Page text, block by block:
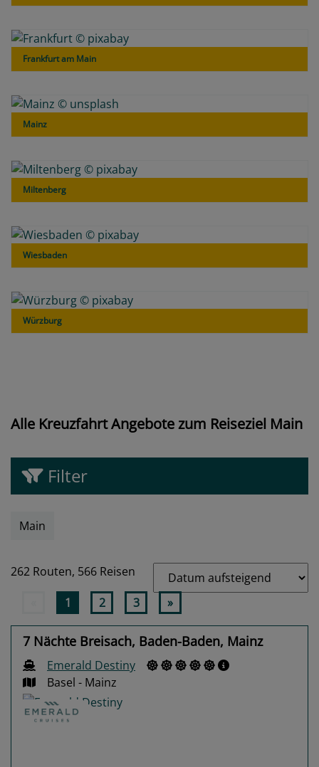
Frankfurt am Main
Mainz
Miltenberg
Wiesbaden
Würzburg
Alle Kreuzfahrt Angebote zum Reiseziel Main
Filter
Main
262 Routen, 566 Reisen
1 2 3 »
7 Nächte Breisach, Baden-Baden, Mainz
Emerald Destiny
Basel - Mainz